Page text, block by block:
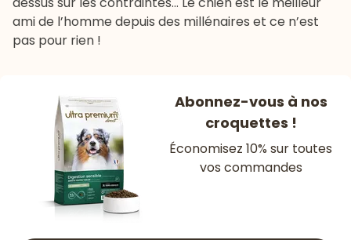
ami de l’homme depuis des millénaires et ce n’est
pas pour rien !
Abonnez-vous à nos
croquettes !
Économisez 10% sur toutes
vos commandes